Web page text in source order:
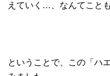
えていく…、なんてこと
ということで、この「ハ